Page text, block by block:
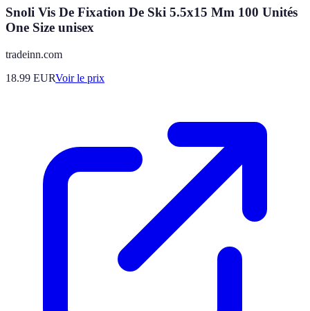
Snoli Vis De Fixation De Ski 5.5x15 Mm 100 Unités
One Size unisex
tradeinn.com
18.99 EURVoir le prix